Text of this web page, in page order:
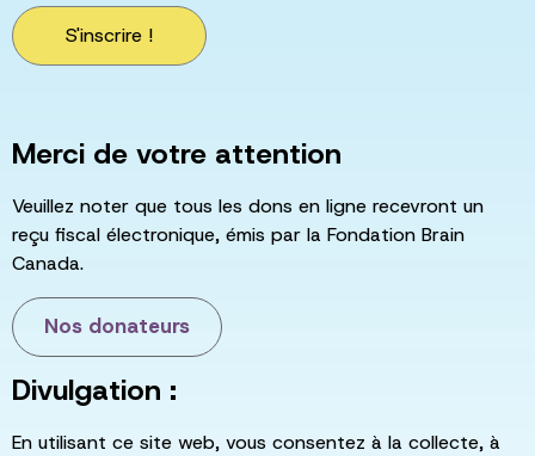
S'inscrire !
Merci de votre attention
Veuillez noter que tous les dons en ligne recevront un
reçu fiscal électronique, émis par la Fondation Brain
Canada.
Nos donateurs
Divulgation :
En utilisant ce site web, vous consentez à la collecte, à